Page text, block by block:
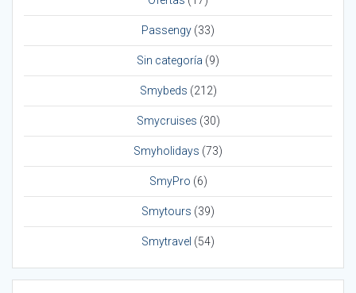
Passengy (33)
Sin categoría (9)
Smybeds (212)
Smycruises (30)
Smyholidays (73)
SmyPro (6)
Smytours (39)
Smytravel (54)